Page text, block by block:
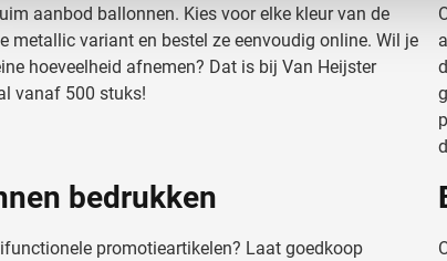
adverteren en analyse. Deze partners kunnen deze
of die ze hebben verzameld op basis van uw gebruik
aanbod ballonnen. Kies voor elke kleur van de
metallic variant en bestel ze eenvoudig online. Wil je
hoeveelheid afnemen? Dat is bij Van Heijster
vanaf 500 stuks!
bedrukken
promotieartikelen? Laat goedkoop